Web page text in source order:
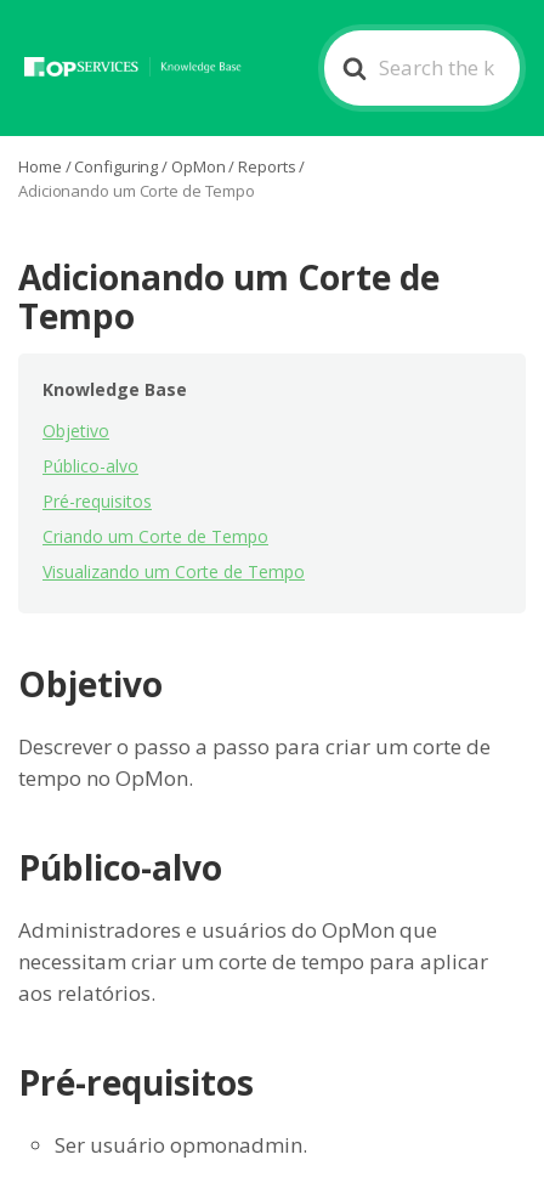
Search
For
Home /Configuring/ OpMon/ Reports/
Adicionando um Corte de Tempo
Adicionando um Corte de
Tempo
Knowledge Base
Objetivo
Público-alvo
Pré-requisitos
Criando um Corte de Tempo
Visualizando um Corte de Tempo
Objetivo
Descrever o passo a passo para criar um corte de
tempo no OpMon.
Público-alvo
Administradores e usuários do OpMon que
necessitam criar um corte de tempo para aplicar
aos relatórios.
Pré-requisitos
Ser usuário opmonadmin.